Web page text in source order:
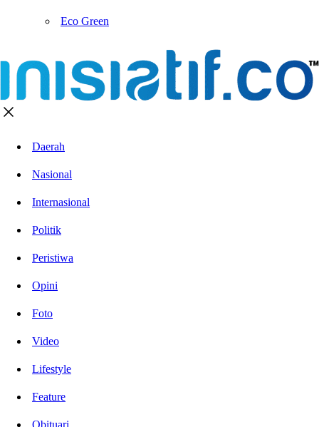
Eco Green
Daerah
Nasional
Internasional
Politik
Peristiwa
Opini
Foto
Video
Lifestyle
Feature
Obituari